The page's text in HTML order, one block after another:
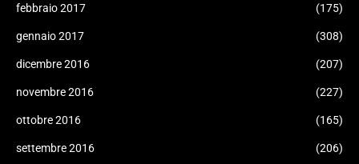
febbraio 2017 (175)
gennaio 2017 (308)
dicembre 2016 (207)
novembre 2016 (227)
ottobre 2016 (165)
settembre 2016 (206)